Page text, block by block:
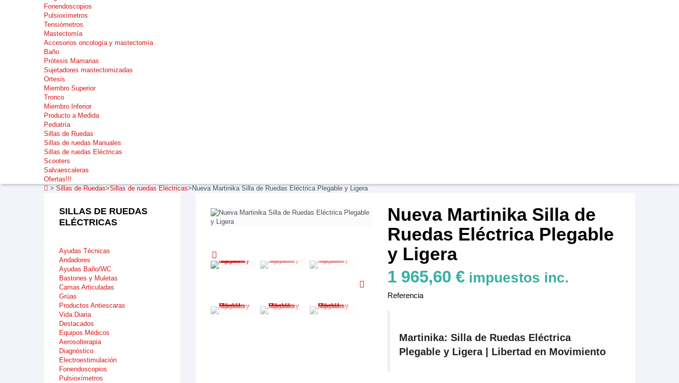
Fonendoscopios
Pulsioxímetros
Tensiómetros
Mastectomía
Accesorios oncología y mastectomía
Baño
Prótesis Mamarias
Sujetadores mastectomizadas
Ortesis
Miembro Superior
Tronco
Miembro Inferior
Producto a Medida
Pediatría
Sillas de Ruedas
Sillas de ruedas Manuales
Sillas de ruedas Eléctricas
Scooters
Salvaescaleras
Ofertas!!!
> Sillas de Ruedas>Sillas de ruedas Eléctricas> Nueva Martinika Silla de Ruedas Eléctrica Plegable y Ligera
SILLAS DE RUEDAS
ELÉCTRICAS
Ayudas Técnicas
Andadores
Ayudas Baño/WC
Bastones y Muletas
Camas Articuladas
Grúas
Productos Antiescaras
Vida Diaria
Destacados
Equipos Médicos
Aerosolterapia
Diagnóstico
Electroestimulación
Fonendoscopios
Pulsioxímetros
Nueva Martinika Silla de
Ruedas Eléctrica Plegable
y Ligera
1 965,60 € impuestos inc.
Referencia
Martinika: Silla de Ruedas Eléctrica
Plegable y Ligera | Libertad en Movimiento